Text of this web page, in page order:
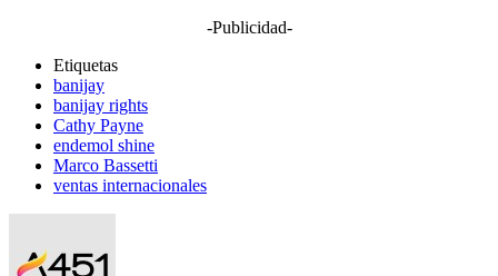
-Publicidad-
Etiquetas
banijay
banijay rights
Cathy Payne
endemol shine
Marco Bassetti
ventas internacionales